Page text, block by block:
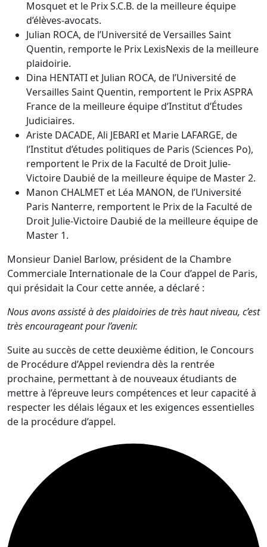
Mosquet et le Prix S.C.B. de la meilleure équipe
d’élèves-avocats.
Julian ROCA, de l’Université de Versailles Saint
Quentin, remporte le Prix LexisNexis de la meilleure
plaidoirie.
Dina HENTATI et Julian ROCA, de l’Université de
Versailles Saint Quentin, remportent le Prix ASPRA
France de la meilleure équipe d’Institut d’Études
Judiciaires.
Ariste DACADE, Ali JEBARI et Marie LAFARGE, de
l’Institut d’études politiques de Paris (Sciences Po),
remportent le Prix de la Faculté de Droit Julie-
Victoire Daubié de la meilleure équipe de Master 2.
Manon CHALMET et Léa MANON, de l’Université
Paris Nanterre, remportent le Prix de la Faculté de
Droit Julie-Victoire Daubié de la meilleure équipe de
Master 1.
Monsieur Daniel Barlow, président de la Chambre
Commerciale Internationale de la Cour d’appel de Paris,
qui présidait la Cour cette année, a déclaré :
Nous avons assisté à des plaidoiries de très haut niveau, c’est
très encourageant pour l’avenir.
Suite au succès de cette deuxième édition, le Concours
de Procédure d’Appel reviendra dès la rentrée
prochaine, permettant à de nouveaux étudiants de
mettre à l’épreuve leurs compétences et leur capacité à
respecter les délais légaux et les exigences essentielles
de la procédure d’appel.